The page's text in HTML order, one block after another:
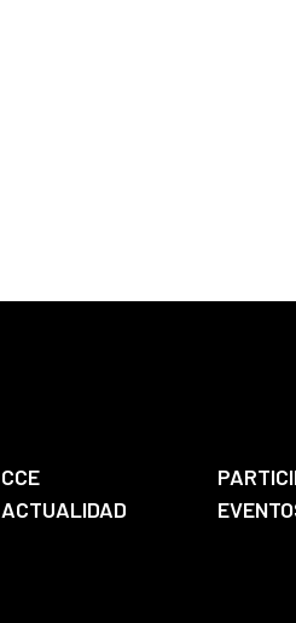
CCE
ACTUALIDAD